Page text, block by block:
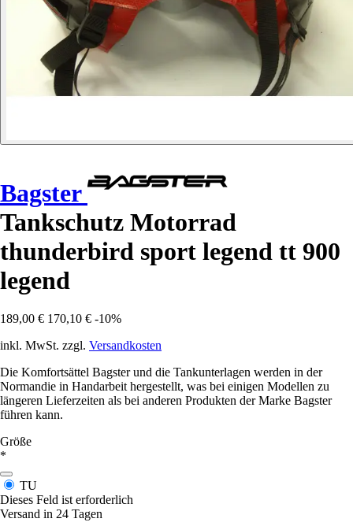
Bagster
Tankschutz Motorrad
thunderbird sport legend tt 900
legend
189,00 € 170,10 € -10%
inkl. MwSt. zzgl. Versandkosten
Die Komfortsättel Bagster und die Tankunterlagen werden in der
Normandie in Handarbeit hergestellt, was bei einigen Modellen zu
längeren Lieferzeiten als bei anderen Produkten der Marke Bagster
führen kann.
Größe
*
TU
Dieses Feld ist erforderlich
Versand in 24 Tagen